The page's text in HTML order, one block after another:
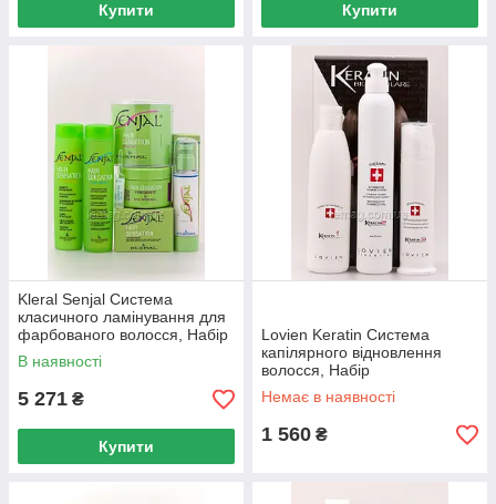
Купити Купити
Kleral Senjal Система
класичного ламінування для
фарбованого волосся, Набір
В наявності
5 271 ₴
Купити
Lovien Keratin Система
капілярного відновлення
волосся, Набір
Немає в наявності
1 560 ₴